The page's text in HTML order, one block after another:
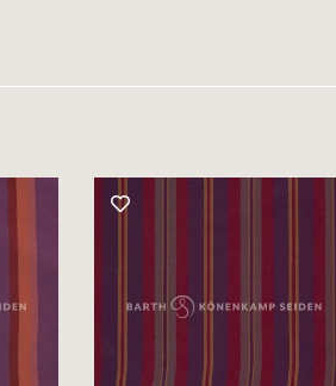
Leider ist das Kontaktformular
schreiben Sie eine E-Mail mit